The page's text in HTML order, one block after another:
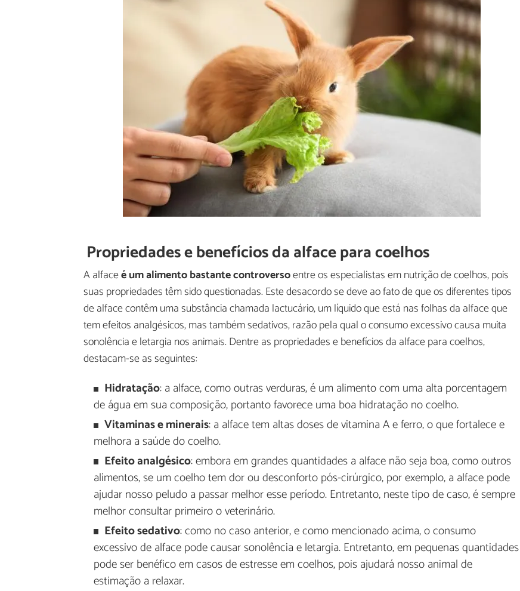
Propriedades e benefícios da alface para coelhos
A alfaceé um alimento bastante controversoentre os especialistas em nutrição de coelhos, pois
suas propriedades têm sido questionadas. Este desacordo se deve ao fato de que os diferentes tipos
de alface contêm uma substância chamada lactucário, um líquido que está nas folhas da alface que
tem efeitos analgésicos, mas também sedativos, razão pela qual o consumo excessivo causa muita
sonolência e letargia nos animais. Dentre as propriedades e benefícios da alface para coelhos,
destacam-se as seguintes:
Hidratação: a alface, como outras verduras, é um alimento com uma alta porcentagem
de água em sua composição, portanto favorece uma boa hidratação no coelho.
Vitaminas e minerais: a alface tem altas doses de vitamina A e ferro, o que fortalece e
melhora a saúde do coelho.
Efeito analgésico: embora em grandes quantidades a alface não seja boa, como outros
alimentos, se um coelho tem dor ou desconforto pós-cirúrgico, por exemplo, a alface pode
ajudar nosso peludo a passar melhor esse período. Entretanto, neste tipo de caso, é sempre
melhor consultar primeiro o veterinário.
Efeito sedativo: como no caso anterior, e como mencionado acima, o consumo
excessivo de alface pode causar sonolência e letargia. Entretanto, em pequenas quantidades
pode ser benéfico em casos de estresse em coelhos, pois ajudará nosso animal de
estimação a relaxar.